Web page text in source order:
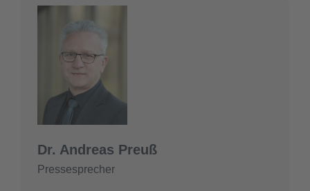
Dr. Andreas Preuß
Pressesprecher